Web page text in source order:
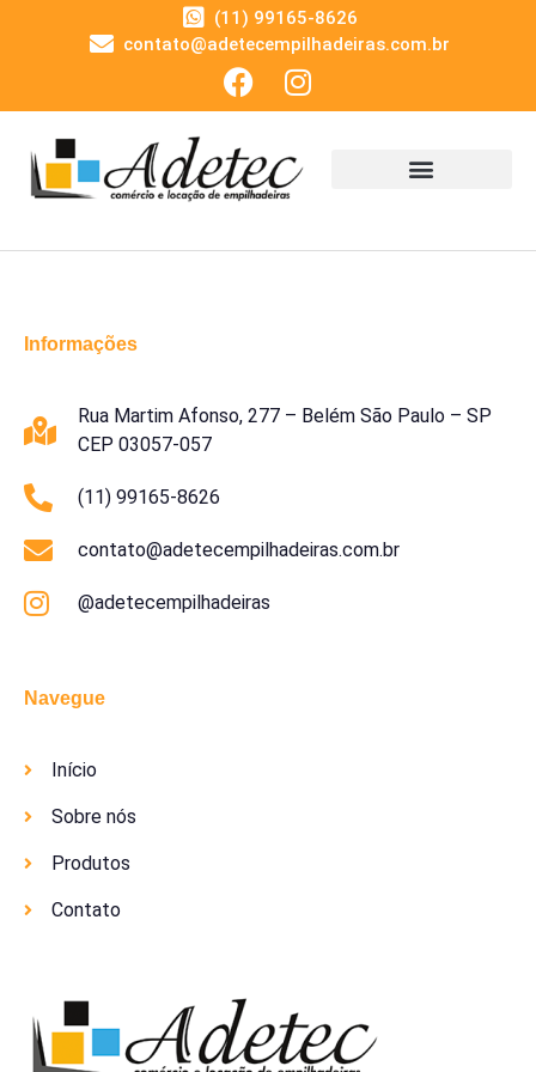
(11) 99165-8626
contato@adetecempilhadeiras.com.br
Navegue
Início
Sobre nós
Produtos
Contato
Informações
Rua Martim Afonso, 277 – Belém São Paulo – SP
CEP 03057-057
(11) 99165-8626
contato@adetecempilhadeiras.com.br
@adetecempilhadeiras